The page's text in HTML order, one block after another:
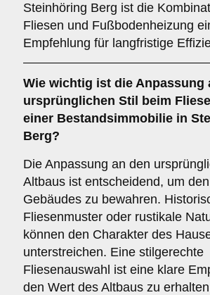
Steinhöring Berg ist die
Fliesen und Fußbodenheizung
Empfehlung für langfristige
Wie wichtig ist die Anpassung
ursprünglichen Stil
beim
einer Bestandsimmobilie in
Berg?
Die Anpassung an den
Altbaus ist entscheidend, um
Gebäudes zu bewahren.
Fliesenmuster oder rustikale
können den Charakter des
unterstreichen. Eine stilgerechte
Fliesenauswahl ist eine klare
den Wert des Altbaus zu